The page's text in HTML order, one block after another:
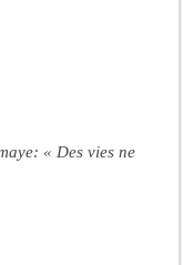
« Des vies ne